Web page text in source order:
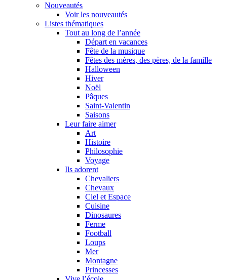
Nouveautés
Voir les nouveautés
Listes thématiques
Tout au long de l’année
Départ en vacances
Fête de la musique
Fêtes des mères, des pères, de la famille
Halloween
Hiver
Noël
Pâques
Saint-Valentin
Saisons
Leur faire aimer
Art
Histoire
Philosophie
Voyage
Ils adorent
Chevaliers
Chevaux
Ciel et Espace
Cuisine
Dinosaures
Ferme
Football
Loups
Mer
Montagne
Princesses